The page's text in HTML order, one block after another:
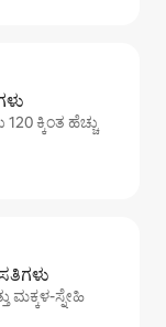
ಕ್ಕಿಂತ ಹೆಚ್ಚು
ಮಕ್ಕಳ-ಸ್ನೇಹಿ